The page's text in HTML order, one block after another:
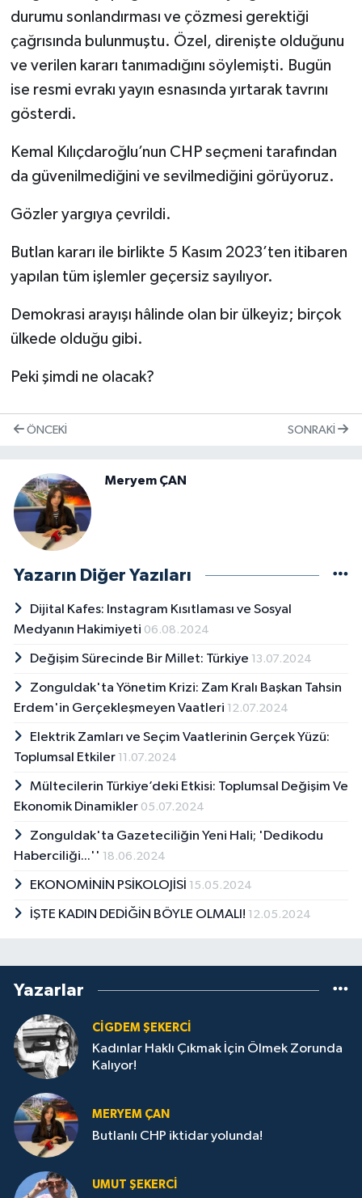
durumu sonlandırması ve çözmesi gerektiği
çağrısında bulunmuştu. Özel, direnişte olduğunu
ve verilen kararı tanımadığını söylemişti. Bugün
ise resmi evrakı yayın esnasında yırtarak tavrını
gösterdi.
Kemal Kılıçdaroğlu’nun CHP seçmeni tarafından
da güvenilmediğini ve sevilmediğini görüyoruz.
Gözler yargıya çevrildi.
Butlan kararı ile birlikte 5 Kasım 2023’ten itibaren
yapılan tüm işlemler geçersiz sayılıyor.
Demokrasi arayışı hâlinde olan bir ülkeyiz; birçok
ülkede olduğu gibi.
Peki şimdi ne olacak?
ÖNCEKI SONRAKI
Meryem ÇAN
Yazarın Diğer Yazıları
Dijital Kafes: Instagram Kısıtlaması ve Sosyal
Medyanın Hakimiyeti 06.08.2024
Değişim Sürecinde Bir Millet: Türkiye 13.07.2024
Zonguldak'ta Yönetim Krizi: Zam Kralı Başkan Tahsin
Erdem'in Gerçekleşmeyen Vaatleri 12.07.2024
Elektrik Zamları ve Seçim Vaatlerinin Gerçek Yüzü:
Toplumsal Etkiler 11.07.2024
Mültecilerin Türkiye’deki Etkisi: Toplumsal Değişim Ve
Ekonomik Dinamikler 05.07.2024
Zonguldak'ta Gazeteciliğin Yeni Hali; 'Dedikodu
Haberciliği...'' 18.06.2024
EKONOMİNİN PSİKOLOJİSİ 15.05.2024
İŞTE KADIN DEDİĞİN BÖYLE OLMALI! 12.05.2024
Yazarlar
CIGDEM ŞEKERCİ
Kadınlar Haklı Çıkmak İçin Ölmek Zorunda
Kalıyor!
MERYEM ÇAN
Butlanlı CHP iktidar yolunda!
UMUT ŞEKERCİ